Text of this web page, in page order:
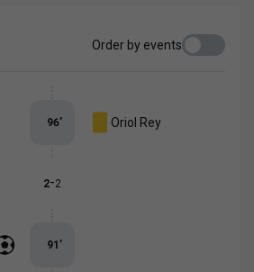
Order by events
Oriol Rey
96’
2-2
91’